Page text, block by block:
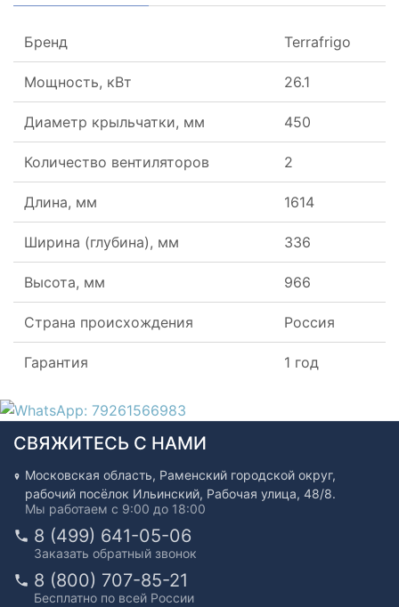
Бренд Terrafrigo
Мощность, кВт 26.1
Диаметр крыльчатки, мм 450
Количество вентиляторов 2
Длина, мм 1614
Ширина (глубина), мм 336
Высота, мм 966
Страна происхождения Россия
Гарантия 1 год
СВЯЖИТЕСЬ С НАМИ
Московская область, Раменский городской округ,
рабочий посёлок Ильинский, Рабочая улица, 48/8.
Мы работаем с 9:00 до 18:00
8 (499) 641-05-06
Заказать обратный звонок
8 (800) 707-85-21
Бесплатно по всей России